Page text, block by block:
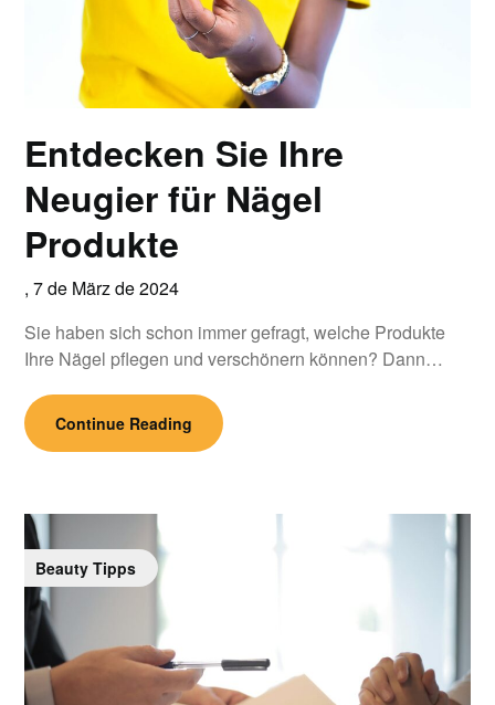
Entdecken Sie Ihre
Neugier für Nägel
Produkte
,7 de März de 2024
Sie haben sich schon immer gefragt, welche Produkte
Ihre Nägel pflegen und verschönern können? Dann…
Continue Reading
Beauty Tipps